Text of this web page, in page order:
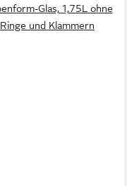
Glas, 1,75L ohne
Ringe und Klammern